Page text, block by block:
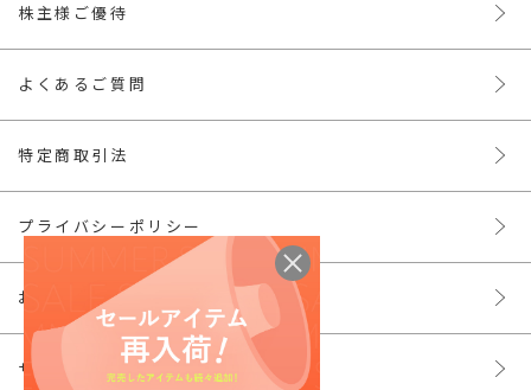
株主様ご優待
よくあるご質問
特定商取引法
プライバシーポリシー
お問い合わせ
サイトマップ